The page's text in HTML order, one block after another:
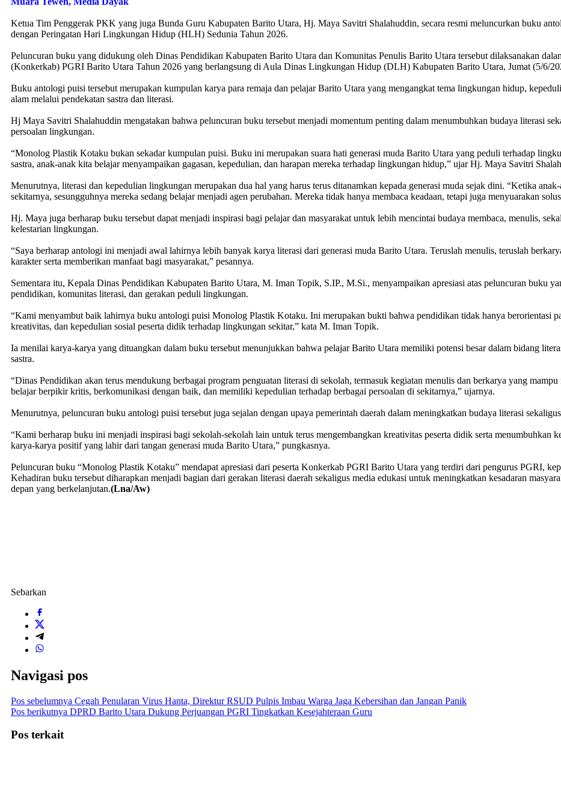
Ketua Tim Penggerak PKK yang juga Bunda Guru Kabupaten Barito Utara, Hj. Maya Savitri Shalahuddin, secara resmi meluncurkan buku
dengan Peringatan Hari Lingkungan Hidup (HLH) Sedunia Tahun 2026.
Peluncuran buku yang didukung oleh Dinas Pendidikan Kabupaten Barito Utara dan Komunitas Penulis Barito Utara tersebut dilaksanakan
(Konkerkab) PGRI Barito Utara Tahun 2026 yang berlangsung di Aula Dinas Lingkungan Hidup (DLH) Kabupaten Barito Utara, Jumat (5/6/
Buku antologi puisi tersebut merupakan kumpulan karya para remaja dan pelajar Barito Utara yang mengangkat tema lingkungan hidup,
alam melalui pendekatan sastra dan literasi.
Hj Maya Savitri Shalahuddin mengatakan bahwa peluncuran buku tersebut menjadi momentum penting dalam menumbuhkan budaya literasi
persoalan lingkungan.
“Monolog Plastik Kotaku bukan sekadar kumpulan puisi. Buku ini merupakan suara hati generasi muda Barito Utara yang peduli terhadap
sastra, anak-anak kita belajar menyampaikan gagasan, kepedulian, dan harapan mereka terhadap lingkungan hidup,” ujar Hj. Maya Savitri
Menurutnya, literasi dan kepedulian lingkungan merupakan dua hal yang harus terus ditanamkan kepada generasi muda sejak dini. “Ketika
sekitarnya, sesungguhnya mereka sedang belajar menjadi agen perubahan. Mereka tidak hanya membaca keadaan, tetapi juga menyuarakan
Hj. Maya juga berharap buku tersebut dapat menjadi inspirasi bagi pelajar dan masyarakat untuk lebih mencintai budaya membaca, menulis,
kelestarian lingkungan.
“Saya berharap antologi ini menjadi awal lahirnya lebih banyak karya literasi dari generasi muda Barito Utara. Teruslah menulis, teruslah
karakter serta memberikan manfaat bagi masyarakat,” pesannya.
Sementara itu, Kepala Dinas Pendidikan Kabupaten Barito Utara, M. Iman Topik, S.IP., M.Si., menyampaikan apresiasi atas peluncuran buku
pendidikan, komunitas literasi, dan gerakan peduli lingkungan.
“Kami menyambut baik lahirnya buku antologi puisi Monolog Plastik Kotaku. Ini merupakan bukti bahwa pendidikan tidak hanya berorientasi
kreativitas, dan kepedulian sosial peserta didik terhadap lingkungan sekitar,” kata M. Iman Topik.
Ia menilai karya-karya yang dituangkan dalam buku tersebut menunjukkan bahwa pelajar Barito Utara memiliki potensi besar dalam bidang
sastra.
“Dinas Pendidikan akan terus mendukung berbagai program penguatan literasi di sekolah, termasuk kegiatan menulis dan berkarya yang
belajar berpikir kritis, berkomunikasi dengan baik, dan memiliki kepedulian terhadap berbagai persoalan di sekitarnya,” ujarnya.
Menurutnya, peluncuran buku antologi puisi tersebut juga sejalan dengan upaya pemerintah daerah dalam meningkatkan budaya literasi
“Kami berharap buku ini menjadi inspirasi bagi sekolah-sekolah lain untuk terus mengembangkan kreativitas peserta didik serta menumbuhkan
karya-karya positif yang lahir dari tangan generasi muda Barito Utara,” pungkasnya.
Peluncuran buku “Monolog Plastik Kotaku” mendapat apresiasi dari peserta Konkerkab PGRI Barito Utara yang terdiri dari pengurus PGRI,
Kehadiran buku tersebut diharapkan menjadi bagian dari gerakan literasi daerah sekaligus media edukasi untuk meningkatkan kesadaran
depan yang berkelanjutan.(Lna/Aw)
Sebarkan
Navigasi pos
Pos sebelumnya Cegah Penularan Virus Hanta, Direktur RSUD Pulpis Imbau Warga Jaga Kebersihan dan Jangan Panik
Pos berikutnya DPRD Barito Utara Dukung Perjuangan PGRI Tingkatkan Kesejahteraan Guru
Pos terkait